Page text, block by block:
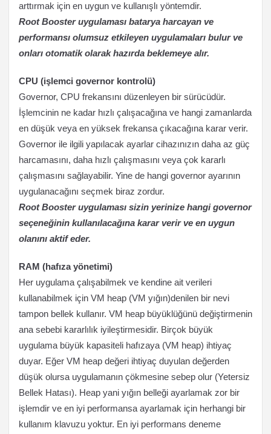
arttırmak için en uygun ve kullanışlı yöntemdir.
Root Booster uygulaması batarya harcayan ve
performansı olumsuz etkileyen uygulamaları bulur ve
onları otomatik olarak hazırda beklemeye alır.
CPU (işlemci governor kontrolü)
Governor, CPU frekansını düzenleyen bir sürücüdür.
İşlemcinin ne kadar hızlı çalışacağına ve hangi zamanlarda
en düşük veya en yüksek frekansa çıkacağına karar verir.
Governor ile ilgili yapılacak ayarlar cihazınızın daha az güç
harcamasını, daha hızlı çalışmasını veya çok kararlı
çalışmasını sağlayabilir. Yine de hangi governor ayarının
uygulanacağını seçmek biraz zordur.
Root Booster uygulaması sizin yerinize hangi governor
seçeneğinin kullanılacağına karar verir ve en uygun
olanını aktif eder.
RAM (hafıza yönetimi)
Her uygulama çalışabilmek ve kendine ait verileri
kullanabilmek için VM heap (VM yığın)denilen bir nevi
tampon bellek kullanır. VM heap büyüklüğünü değiştirmenin
ana sebebi kararlılık iyileştirmesidir. Birçok büyük
uygulama büyük kapasiteli hafızaya (VM heap) ihtiyaç
duyar. Eğer VM heap değeri ihtiyaç duyulan değerden
düşük olursa uygulamanın çökmesine sebep olur (Yetersiz
Bellek Hatası). Heap yani yığın belleği ayarlamak zor bir
işlemdir ve en iyi performansa ayarlamak için herhangi bir
kullanım klavuzu yoktur. En iyi performans deneme